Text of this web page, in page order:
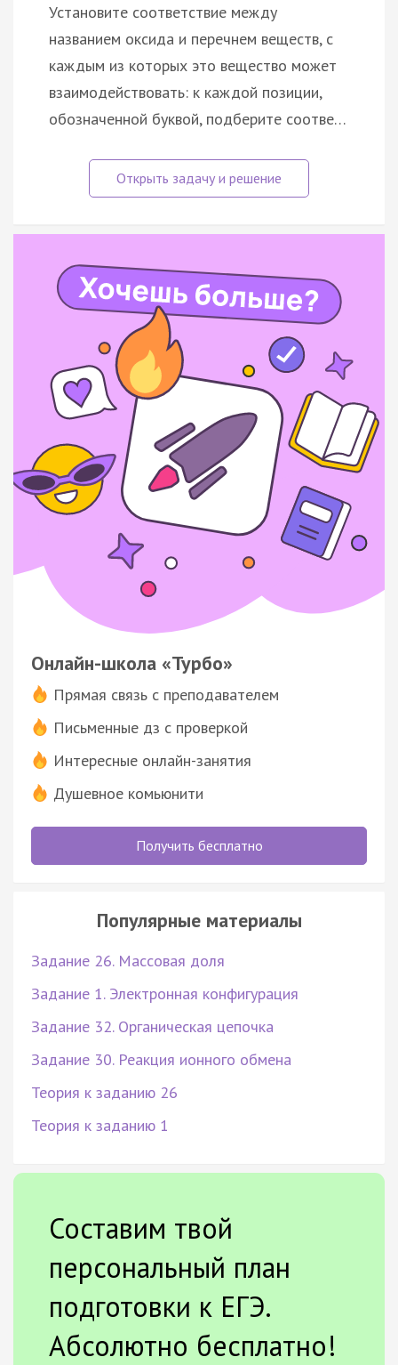
Установите соответствие между
названием оксида и перечнем веществ, с
каждым из которых это вещество может
взаимодействовать: к каждой позиции,
обозначенной буквой, подберите соотве…
Онлайн-школа «Турбо»
Прямая связь с преподавателем
Письменные дз с проверкой
Интересные онлайн-занятия
Душевное комьюнити
Получить бесплатно
Популярные материалы
Задание 26. Массовая доля
Задание 1. Электронная конфигурация
Задание 32. Органическая цепочка
Задание 30. Реакция ионного обмена
Теория к заданию 26
Теория к заданию 1
Составим твой
персональный план
подготовки к ЕГЭ.
Абсолютно бесплатно!